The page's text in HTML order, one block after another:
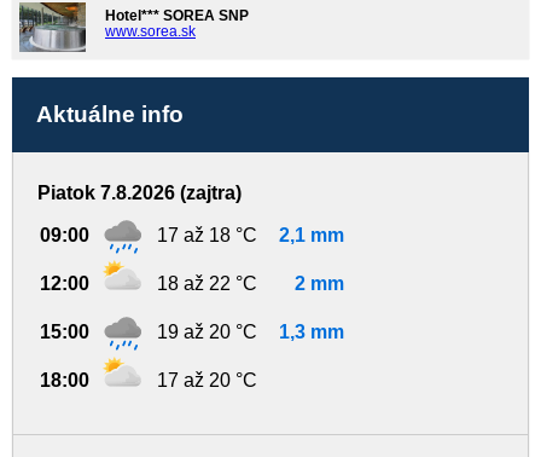
Hotel*** SOREA SNP
www.sorea.sk
Aktuálne info
Piatok 7.8.2026 (zajtra)
09:00 17 až 18 °C 2,1 mm
12:00 18 až 22 °C 2 mm
15:00 19 až 20 °C 1,3 mm
18:00 17 až 20 °C